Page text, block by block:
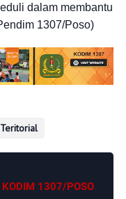
dalam membantu
1307/Poso)
Teritorial
KODIM 1307/POSO